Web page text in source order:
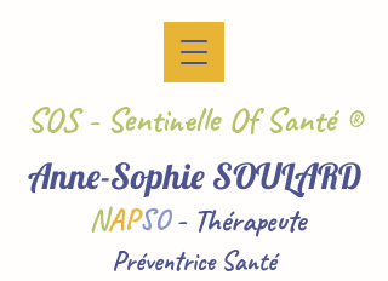
SOS - Sentinelle Of Santé ®
Anne-Sophie SOULARD
NAPSO- Thérapeute
Préventrice Santé